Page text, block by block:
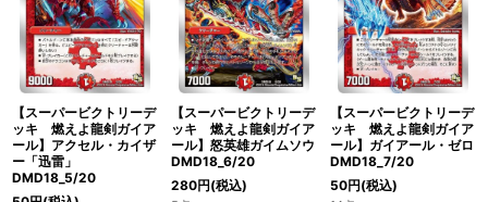
【スーパービクトリーデ
ッキ 燃えよ龍剣ガイア
ール】アクセル・カイザ
ー「迅雷」
DMD18_5/20
【スーパービクトリーデ
ッキ 燃えよ龍剣ガイア
ール】怒英雄ガイムソウ
DMD18_6/20
280円(税込)
【スーパービクトリーデ
ッキ 燃えよ龍剣ガイア
ール】ガイアール・ゼロ
DMD18_7/20
50円(税込)